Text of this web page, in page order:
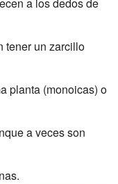
tener un zarcillo
planta (monoicas) o
a veces son